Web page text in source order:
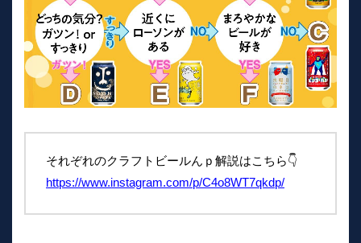
それぞれのクラフトビールんｐ解説はこちら👇
https://www.instagram.com/p/C4o8WT7qkdp/